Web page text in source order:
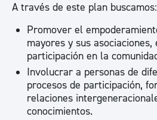
A través de este plan buscamos:
Promover el
mayores y sus
participación en la
Involucrar a personas de
procesos de participación,
relaciones
conocimientos.